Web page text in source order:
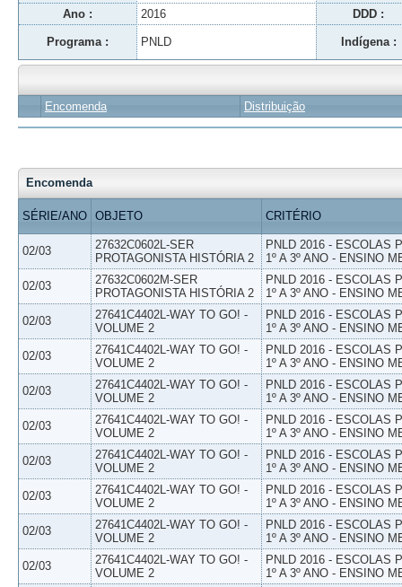
Ano : 2016 DDD :
Programa : PNLD Indígena :
Encomenda Distribuição
Encomenda
SÉRIE/ANO OBJETO CRITÉRIO
02/03
27632C0602L-SER
PROTAGONISTA HISTÓRIA 2
PNLD 2016 - ESCOLAS
1º A 3º ANO - ENSINO
02/03
27632C0602M-SER
PROTAGONISTA HISTÓRIA 2
PNLD 2016 - ESCOLAS
1º A 3º ANO - ENSINO
02/03
27641C4402L-WAY TO GO! -
VOLUME 2
PNLD 2016 - ESCOLAS
1º A 3º ANO - ENSINO
02/03
27641C4402L-WAY TO GO! -
VOLUME 2
PNLD 2016 - ESCOLAS
1º A 3º ANO - ENSINO
02/03
27641C4402L-WAY TO GO! -
VOLUME 2
PNLD 2016 - ESCOLAS
1º A 3º ANO - ENSINO
02/03
27641C4402L-WAY TO GO! -
VOLUME 2
PNLD 2016 - ESCOLAS
1º A 3º ANO - ENSINO
02/03
27641C4402L-WAY TO GO! -
VOLUME 2
PNLD 2016 - ESCOLAS
1º A 3º ANO - ENSINO
02/03
27641C4402L-WAY TO GO! -
VOLUME 2
PNLD 2016 - ESCOLAS
1º A 3º ANO - ENSINO
02/03
27641C4402L-WAY TO GO! -
VOLUME 2
PNLD 2016 - ESCOLAS
1º A 3º ANO - ENSINO
02/03
27641C4402L-WAY TO GO! -
VOLUME 2
PNLD 2016 - ESCOLAS
1º A 3º ANO - ENSINO